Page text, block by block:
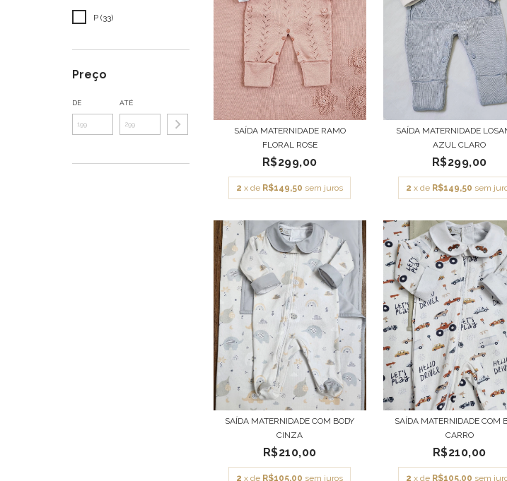
P (33)
Preço
DE ATÉ
SAÍDA MATERNIDADE RAMO
FLORAL ROSE
R$299,00
2 x de R$149,50 sem juros
SAÍDA MATERNIDADE
AZUL CLARO
R$299,00
2 x de R$149,50 sem
SAÍDA MATERNIDADE COM BODY
CINZA
R$210,00
2 x de R$105,00 sem juros
SAÍDA MATERNIDADE COM
CARRO
R$210,00
2 x de R$105,00 sem